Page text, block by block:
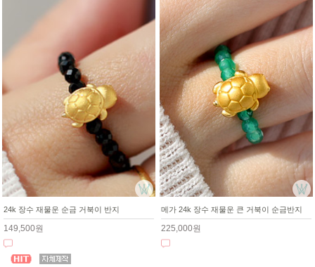
24k 장수 재물운 순금 거북이 반지
149,500원
메가 24k 장수 재물운 큰 거북이 순금반지
225,000원